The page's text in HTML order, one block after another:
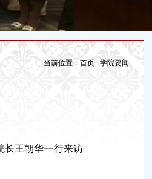
当前位置： 首页 学院要闻
长王朝华一行来访